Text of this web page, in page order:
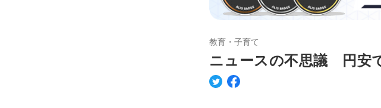
教育・子育て
ニュースの不思議 円安